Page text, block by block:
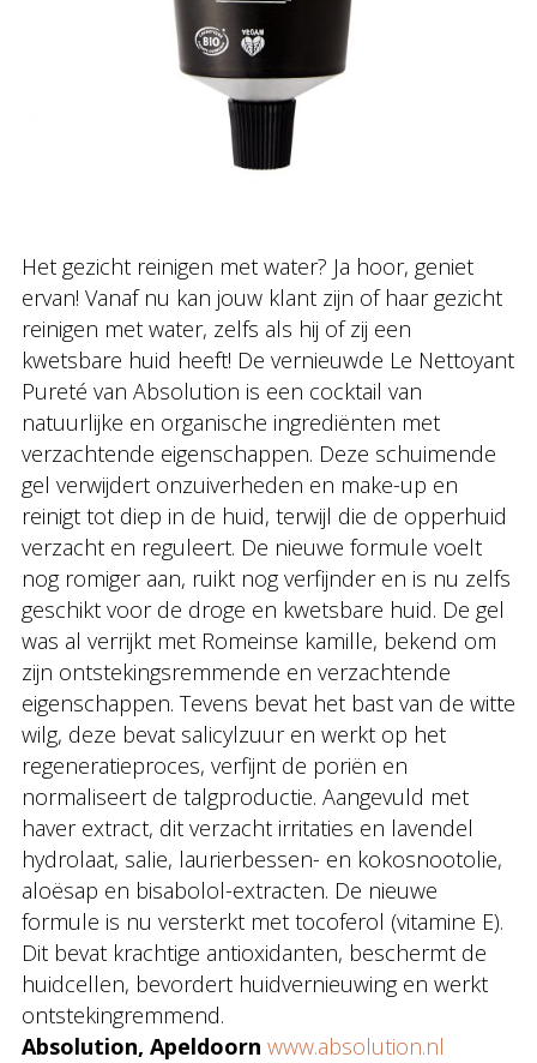
Het gezicht reinigen met water? Ja hoor, geniet
ervan! Vanaf nu kan jouw klant zijn of haar gezicht
reinigen met water, zelfs als hij of zij een
kwetsbare huid heeft! De vernieuwde Le Nettoyant
Pureté van Absolution is een cocktail van
natuurlijke en organische ingrediënten met
verzachtende eigenschappen. Deze schuimende
gel verwijdert onzuiverheden en make-up en
reinigt tot diep in de huid, terwijl die de opperhuid
verzacht en reguleert. De nieuwe formule voelt
nog romiger aan, ruikt nog verfijnder en is nu zelfs
geschikt voor de droge en kwetsbare huid. De gel
was al verrijkt met Romeinse kamille, bekend om
zijn ontstekingsremmende en verzachtende
eigenschappen. Tevens bevat het bast van de witte
wilg, deze bevat salicylzuur en werkt op het
regeneratieproces, verfijnt de poriën en
normaliseert de talgproductie. Aangevuld met
haver extract, dit verzacht irritaties en lavendel
hydrolaat, salie, laurierbessen- en kokosnootolie,
aloësap en bisabolol-extracten. De nieuwe
formule is nu versterkt met tocoferol (vitamine E).
Dit bevat krachtige antioxidanten, beschermt de
huidcellen, bevordert huidvernieuwing en werkt
ontstekingremmend.
Absolution, Apeldoorn www.absolution.nl